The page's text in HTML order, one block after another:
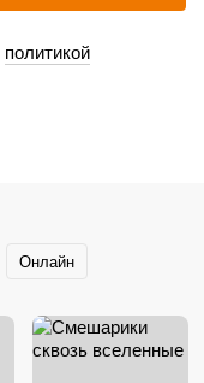
политикой
Онлайн